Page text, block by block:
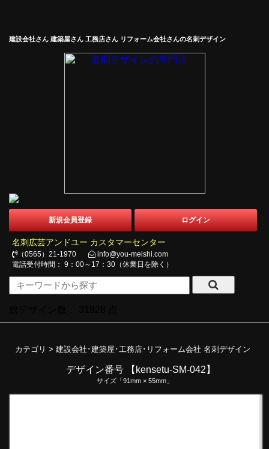
建設会社さん 建築屋さん 工務店さん リフォーム会社さんの名刺デザイン
新規会員登録 ログイン
名刺広芸アンドユー カスタマーセンター
（0565）21-1970
info@you-meishi.com
電話受付時間： 9：00～17：30（休業日を除く）
カテゴリ > 建設会社･建築屋･工務店･リフォーム会社 名刺デザイン
デザイン番号 【kensetu-SM-042】
サイズ「91mm × 55mm」